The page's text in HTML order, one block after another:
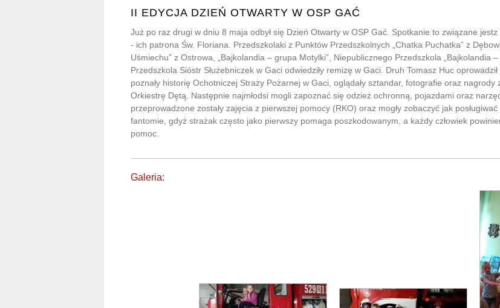
II EDYCJA DZIEŃ OTWARTY W OSP GAĆ
Już po raz drugi w dniu 8 maja odbył się Dzień Otwarty w OSP Gać. Spotkanie to związane
- ich patrona Św. Floriana. Przedszkolaki z Punktów Przedszkolnych „Chatka Puchatka” z
Uśmiechu” z Ostrowa, „Bajkolandia – grupa Motylki”, Niepublicznego Przedszkola „Bajkolandia
Przedszkola Sióstr Służebniczek w Gaci odwiedziły remizę w Gaci. Druh Tomasz Huc
poznały historię Ochotniczej Straży Pożarnej w Gaci, oglądały sztandar, fotografie oraz
Orkiestrę Dętą. Następnie najmłodsi mogli zapoznać się odzież ochronną, pojazdami oraz
przeprowadzone zostały zajęcia z pierwszej pomocy (RKO) oraz mogły zobaczyć jak
fantomie, gdyż strażak często jako pierwszy pomaga poszkodowanym, a każdy człowiek
pomoc.
Galeria: